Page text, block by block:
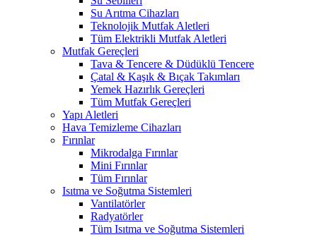
Su Arıtma Cihazları
Teknolojik Mutfak Aletleri
Tüm Elektrikli Mutfak Aletleri
Mutfak Gereçleri
Tava & Tencere & Düdüklü Tencere
Çatal & Kaşık & Bıçak Takımları
Yemek Hazırlık Gereçleri
Tüm Mutfak Gereçleri
Yapı Aletleri
Hava Temizleme Cihazları
Fırınlar
Mikrodalga Fırınlar
Mini Fırınlar
Tüm Fırınlar
Isıtma ve Soğutma Sistemleri
Vantilatörler
Radyatörler
Tüm Isıtma ve Soğutma Sistemleri